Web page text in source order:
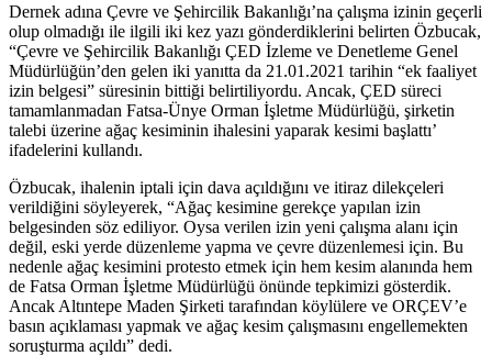
Dernek adına Çevre ve Şehircilik Bakanlığı’na çalışma izinin geçerli
olup olmadığı ile ilgili iki kez yazı gönderdiklerini belirten Özbucak,
“Çevre ve Şehircilik Bakanlığı ÇED İzleme ve Denetleme Genel
Müdürlüğün’den gelen iki yanıtta da 21.01.2021 tarihin “ek faaliyet
izin belgesi” süresinin bittiği belirtiliyordu. Ancak, ÇED süreci
tamamlanmadan Fatsa-Ünye Orman İşletme Müdürlüğü, şirketin
talebi üzerine ağaç kesiminin ihalesini yaparak kesimi başlattı’
ifadelerini kullandı.
Özbucak, ihalenin iptali için dava açıldığını ve itiraz dilekçeleri
verildiğini söyleyerek, “Ağaç kesimine gerekçe yapılan izin
belgesinden söz ediliyor. Oysa verilen izin yeni çalışma alanı için
değil, eski yerde düzenleme yapma ve çevre düzenlemesi için. Bu
nedenle ağaç kesimini protesto etmek için hem kesim alanında hem
de Fatsa Orman İşletme Müdürlüğü önünde tepkimizi gösterdik.
Ancak Altıntepe Maden Şirketi tarafından köylülere ve ORÇEV’e
basın açıklaması yapmak ve ağaç kesim çalışmasını engellemekten
soruşturma açıldı” dedi.